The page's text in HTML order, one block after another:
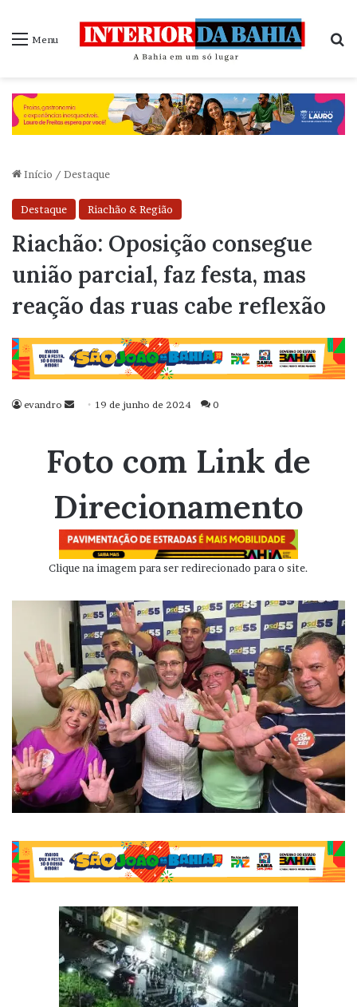
Menu
Início / Destaque
Destaque Riachão & Região
Riachão: Oposição consegue
união parcial, faz festa, mas
reação das ruas cabe reflexão
evandro
Mande
mail
19 de junho de 2024 0
Foto com Link de
Direcionamento
Clique na imagem para ser redirecionado para o site.